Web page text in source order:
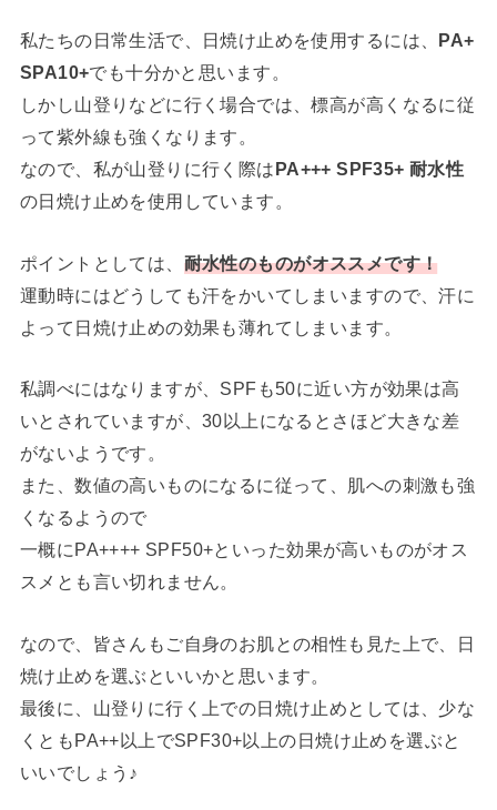
私たちの日常生活で、日焼け止めを使用するには、
PA+
SPA10+でも十分かと思います。
しかし山登りなどに行く場合では、標高が高くなるに従
って紫外線も強くなります。
なので、私が山登りに行く際は PA+++ SPF35+ 耐水性
の日焼け止めを使用しています。
ポイントとしては、 耐水性のものがオススメです！
運動時にはどうしても汗をかいてしまいますので、汗に
よって日焼け止めの効果も薄れてしまいます。
私調べにはなりますが、SPFも50に近い方が効果は高
いとされていますが、30以上になるとさほど大きな差
がないようです。
また、数値の高いものになるに従って、肌への刺激も強
くなるようので
一概にPA++++ SPF50+といった効果が高いものがオス
スメとも言い切れません。
なので、皆さんもご自身のお肌との相性も見た上で、日
焼け止めを選ぶといいかと思います。
最後に、山登りに行く上での日焼け止めとしては、少な
くともPA++以上でSPF30+以上の日焼け止めを選ぶと
いいでしょう♪